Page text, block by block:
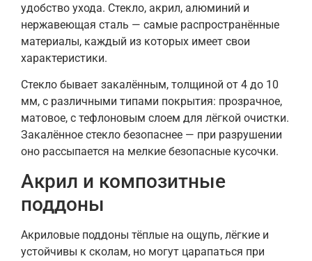
удобство ухода. Стекло, акрил, алюминий и
нержавеющая сталь — самые распространённые
материалы, каждый из которых имеет свои
характеристики.
Стекло бывает закалённым, толщиной от 4 до 10
мм, с различными типами покрытия: прозрачное,
матовое, с тефлоновым слоем для лёгкой очистки.
Закалённое стекло безопаснее — при разрушении
оно рассыпается на мелкие безопасные кусочки.
Акрил и композитные
поддоны
Акриловые поддоны тёплые на ощупь, лёгкие и
устойчивы к сколам, но могут царапаться при